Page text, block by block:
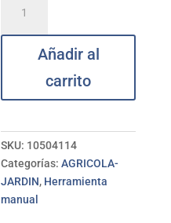
s/mango
8B
BELLOTAAñadir al
carrito
SKU: 10504114
Categorías:AGRICOLA-
JARDIN, Herramienta
manual